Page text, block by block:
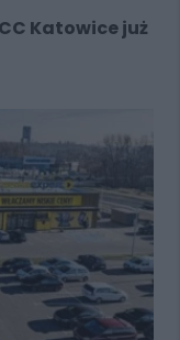
Katowice już